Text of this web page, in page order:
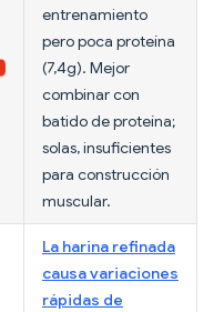
entrenamiento
pero poca proteína
(7,4g). Mejor
combinar con
batido de proteína;
solas, insuficientes
para construcción
muscular.
La harina refinada
causa variaciones
rápidas de